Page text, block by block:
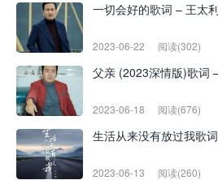
一切会好的歌词 – 王太利
2023-06-22 阅读(302)
父亲 (2023深情版)歌词
2023-06-18 阅读(676)
生活从来没有放过我歌
2023-06-13 阅读(260)